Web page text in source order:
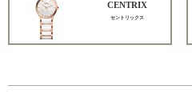
CENTRIX
セントリックス